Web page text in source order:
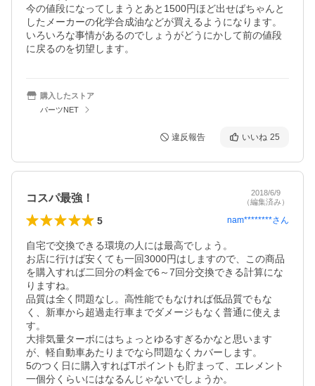
今の値段になってしまうとあと1500円ほど出せばちゃんと
したメーカーの化学合成油などが買えるようになります。
いろいろな事情があるのでしょうがどうにかして前の値段
購入したストア
パーツNET
違反報告 いいね 25
コスパ最強！
2018/6/9
（編集済み）
5 nam********さん
自宅で交換できる環境の人には最高でしょう。
お店に行けば安くても一回3000円はしますので、この商品
を購入すれば二回分の料金で6～7回分交換できる計算にな
りますね。
品質は全く問題なし。高性能でもなければ低品質でもな
く、新車から超過走行車までダメージもなく普通に使えま
す。
大排気量ターボにはちょっとゆるすぎるかなと思います
が、軽自動車あたりまでなら問題なくカバーします。
5のつく日に購入すればTポイントも貯まって、エレメント
一個分くらいにはなるんじゃないでしょうか。